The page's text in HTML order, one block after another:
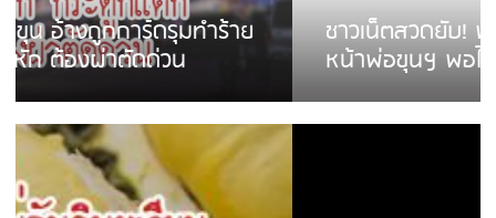
ชาวเน็ตสวดยับ! พบพม่าเร่ขายพวงมาลัย
หน้าพ่อขุนฯ พอไม่ซื้อเดินตาม